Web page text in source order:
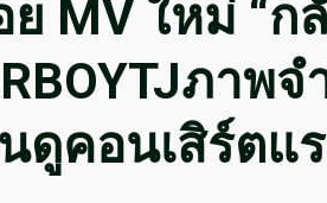
ย MV ใหม่ “ก
ภาพ
ดูคอนเสิร์ตแ